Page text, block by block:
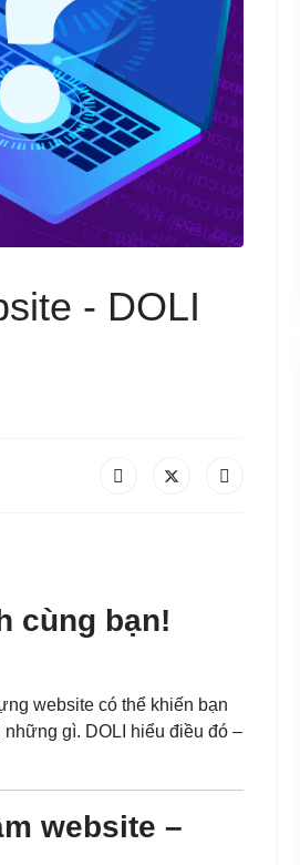
- DOLI
cùng bạn!
website có thể khiến bạn
gì. DOLI hiểu điều đó –
website –